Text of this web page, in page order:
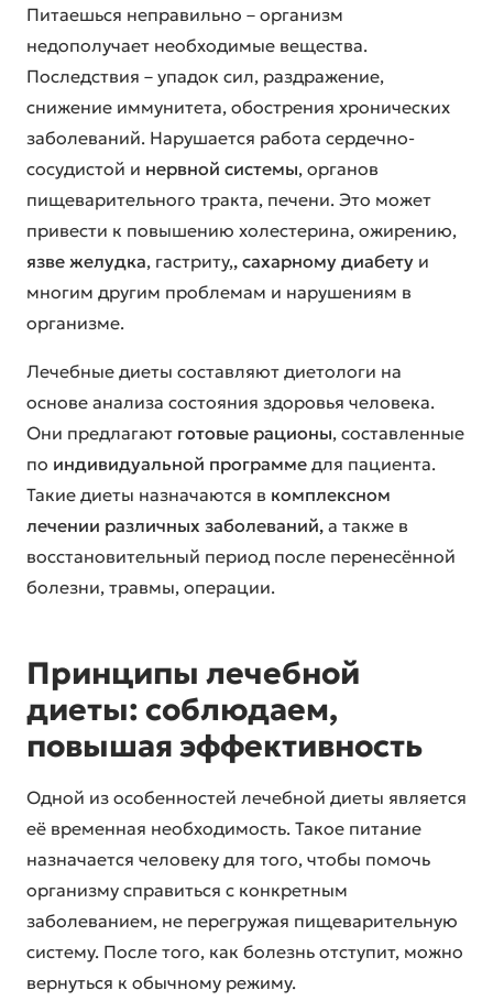
Питаешься неправильно – организм
недополучает необходимые вещества.
Последствия – упадок сил, раздражение,
снижение иммунитета, обострения хронических
заболеваний. Нарушается работа сердечно-
сосудистой и нервной системы, органов
пищеварительного тракта, печени. Это может
привести к повышению холестерина, ожирению,
язве желудка, гастриту,, сахарному диабету и
многим другим проблемам и нарушениям в
организме.
Лечебные диеты составляют диетологи на
основе анализа состояния здоровья человека.
Они предлагают готовые рационы, составленные
по индивидуальной программе для пациента.
Такие диеты назначаются в комплексном
лечении различных заболеваний, а также в
восстановительный период после перенесённой
болезни, травмы, операции.
Принципы лечебной
диеты: соблюдаем,
повышая эффективность
Одной из особенностей лечебной диеты является
её временная необходимость. Такое питание
назначается человеку для того, чтобы помочь
организму справиться с конкретным
заболеванием, не перегружая пищеварительную
систему. После того, как болезнь отступит, можно
вернуться к обычному режиму.